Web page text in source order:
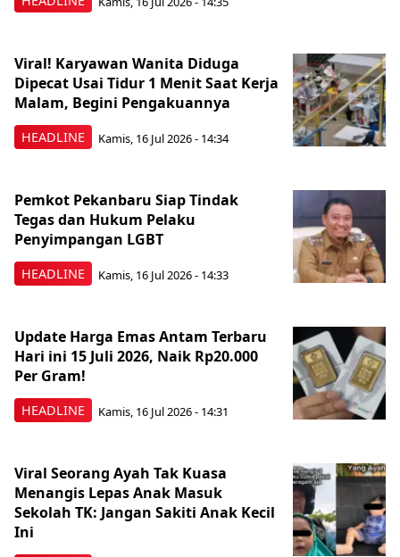
HEADLINE
Viral! Karyawan Wanita Diduga
Dipecat Usai Tidur 1 Menit Saat Kerja
Malam, Begini Pengakuannya
Kamis, 16 Jul 2026 - 14:34
HEADLINE
Pemkot Pekanbaru Siap Tindak
Tegas dan Hukum Pelaku
Penyimpangan LGBT
Kamis, 16 Jul 2026 - 14:33
HEADLINE
Update Harga Emas Antam Terbaru
Hari ini 15 Juli 2026, Naik Rp20.000
Per Gram!
Kamis, 16 Jul 2026 - 14:31
Viral Seorang Ayah Tak Kuasa
Menangis Lepas Anak Masuk
Sekolah TK: Jangan Sakiti Anak Kecil
Ini